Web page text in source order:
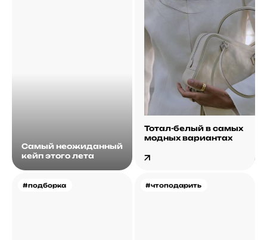
Самый неожиданный
кейп этого лета
Тотал-белый в самых
модных вариантах
#подборка #чтоподарить